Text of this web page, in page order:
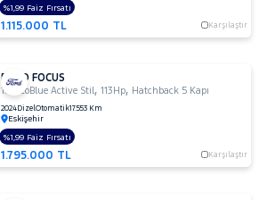
1.115.000 TL Karşılaştır
%1,99 Faiz Fırsatı
FORD FOCUS
1.5 EcoBlue Active Stil,113Hp, Hatchback 5 Kapı
2024DizelOtomatik17.553 Km
Eskişehir
1.795.000 TL Karşılaştır
%1,99 Faiz Fırsatı